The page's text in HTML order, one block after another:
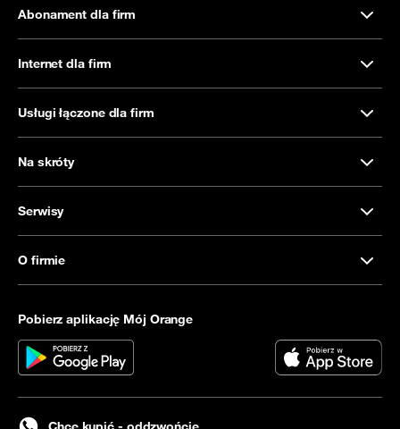
Abonament dla firm
Internet dla firm
Usługi łączone dla firm
Na skróty
Serwisy
O firmie
Pobierz aplikację Mój Orange